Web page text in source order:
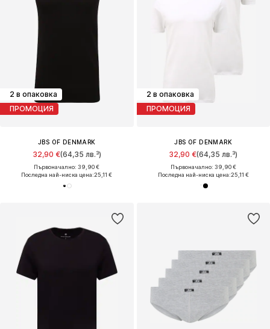
2 в опаковка
ПРОМОЦИЯ
JBS OF DENMARK
32,90 €(64,35 лв.³)
Първоначално: 39,90 €
Последна най-ниска цена:25,11 €
2 в опаковка
ПРОМОЦИЯ
JBS OF DENMARK
32,90 €(64,35 лв.³)
Първоначално: 39,90 €
Последна най-ниска цена:25,11 €